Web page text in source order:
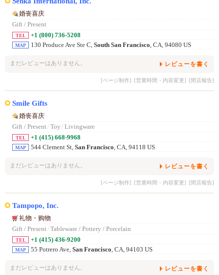
婚丧喜庆
Gift / Present
TEL +1 (800) 736-5208
MAP 130 Produce Ave Ste C, South San Francisco, CA, 94080 US
まだレビューはありません。 レビューを書く
[ページ制作] [営業時間・内容変更] [閉店報告]
Smile Gifts
婚丧喜庆
Gift / Present/ Toy / Livingware
TEL +1 (415) 668-9968
MAP 544 Clement St, San Francisco, CA, 94118 US
まだレビューはありません。 レビューを書く
[ページ制作] [営業時間・内容変更] [閉店報告]
Tampopo, Inc.
礼物・购物
Gift / Present/ Tableware / Pottery / Porcelain
TEL +1 (415) 436-9200
MAP 55 Potrero Ave, San Francisco, CA, 94103 US
まだレビューはありません。 レビューを書く